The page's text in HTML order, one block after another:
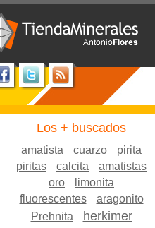
Los + buscados
amatista cuarzo
pirita
piritas
calcita
amatistas
oro
limonita
fluorescentes
aragonito
Prehnita
herkimer